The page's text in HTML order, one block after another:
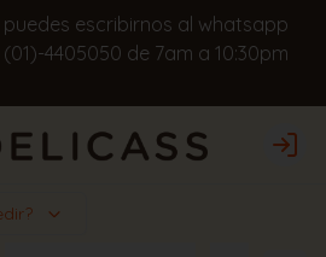
escribirnos al whatsapp
4405050 de 7am a 10:30pm
Login